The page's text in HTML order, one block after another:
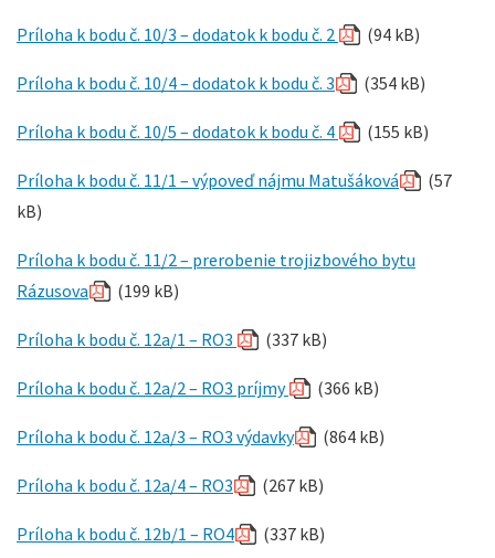
Príloha k bodu č. 10/3 – dodatok k bodu č. 2 (94 kB)
Príloha k bodu č. 10/4 – dodatok k bodu č. 3 (354 kB)
Príloha k bodu č. 10/5 – dodatok k bodu č. 4 (155 kB)
Príloha k bodu č. 11/1 – výpoveď nájmu Matušáková
(57
kB)
Príloha k bodu č. 11/2 – prerobenie trojizbového bytu
Rázusova
(199 kB)
Príloha k bodu č. 12a/1 – RO3 (337 kB)
Príloha k bodu č. 12a/2 – RO3 príjmy (366 kB)
Príloha k bodu č. 12a/3 – RO3 výdavky (864 kB)
Príloha k bodu č. 12a/4 – RO3 (267 kB)
Príloha k bodu č. 12b/1 – RO4 (337 kB)